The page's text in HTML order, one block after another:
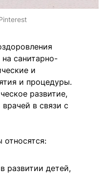
санитарно-
и
и процедуры.
развитие,
в связи с
относятся:
развитии детей,